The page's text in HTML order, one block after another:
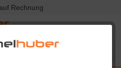
Rechnung